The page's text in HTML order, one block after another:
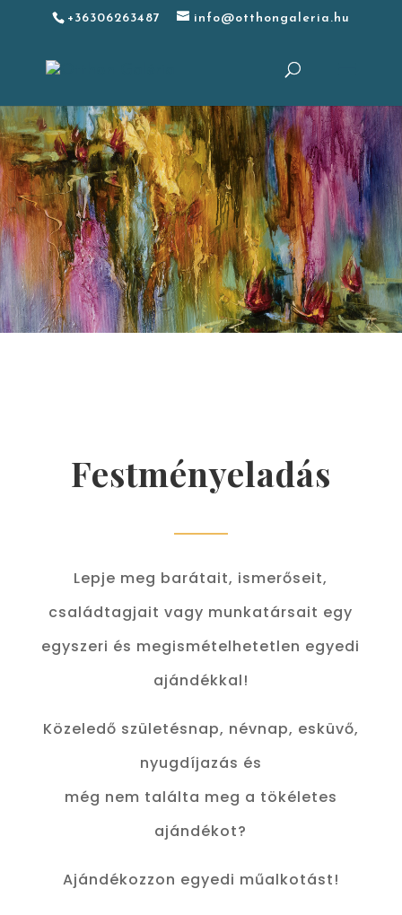
+36306263487 info@otthongaleria.hu
Festményeladás
Lepje meg barátait, ismerőseit,
családtagjait vagy munkatársait egy
egyszeri és megismételhetetlen egyedi
ajándékkal!
Közeledő születésnap, névnap, esküvő,
nyugdíjazás és
még nem találta meg a tökéletes
ajándékot?
Ajándékozzon egyedi műalkotást!